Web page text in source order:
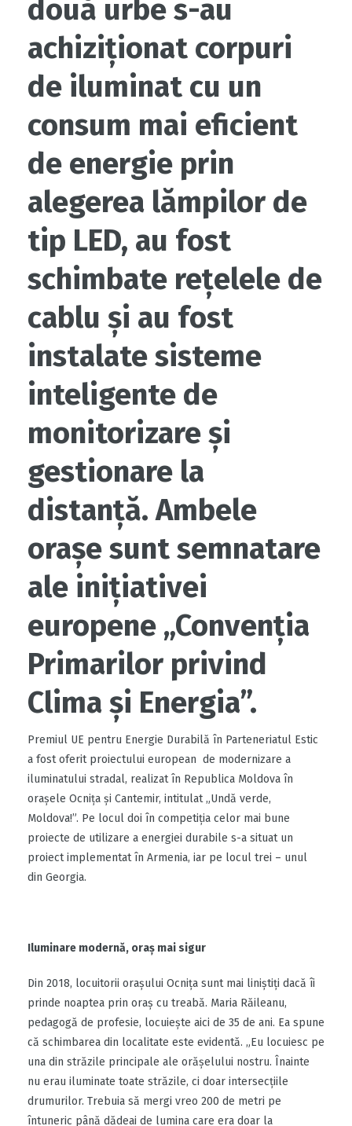
două urbe s-au
achiziționat corpuri
de iluminat cu un
consum mai eficient
de energie prin
alegerea lămpilor de
tip LED, au fost
schimbate reţelele de
cablu şi au fost
instalate sisteme
inteligente de
monitorizare și
gestionare la
distanță. Ambele
orașe sunt semnatare
ale inițiativei
europene „Convenția
Primarilor privind
Clima și Energia”.
Premiul UE pentru Energie Durabilă în Parteneriatul Estic
a fost oferit proiectului european de modernizare a
iluminatului stradal, realizat în Republica Moldova în
orașele Ocnița și Cantemir, intitulat „Undă verde,
Moldova!”. Pe locul doi în competiția celor mai bune
proiecte de utilizare a energiei durabile s-a situat un
proiect implementat în Armenia, iar pe locul trei – unul
din Georgia.
Iluminare modernă, oraș mai sigur
Din 2018, locuitorii orașului Ocnița sunt mai liniștiți dacă îi
prinde noaptea prin oraș cu treabă. Maria Răileanu,
pedagogă de profesie, locuiește aici de 35 de ani. Ea spune
că schimbarea din localitate este evidentă. „Eu locuiesc pe
una din străzile principale ale orășelului nostru. Înainte
nu erau iluminate toate străzile, ci doar intersecțiile
drumurilor. Trebuia să mergi vreo 200 de metri pe
întuneric până dădeai de lumina care era doar la